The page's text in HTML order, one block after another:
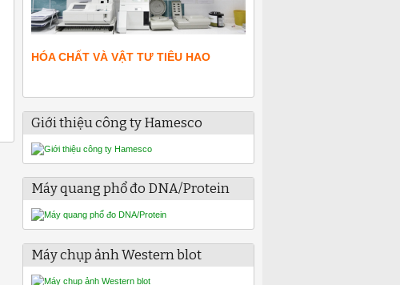
HÓA CHẤT VÀ VẬT TƯ TIÊU HAO
Giới thiệu công ty Hamesco
Máy quang phổ đo DNA/Protein
Máy chụp ảnh Western blot